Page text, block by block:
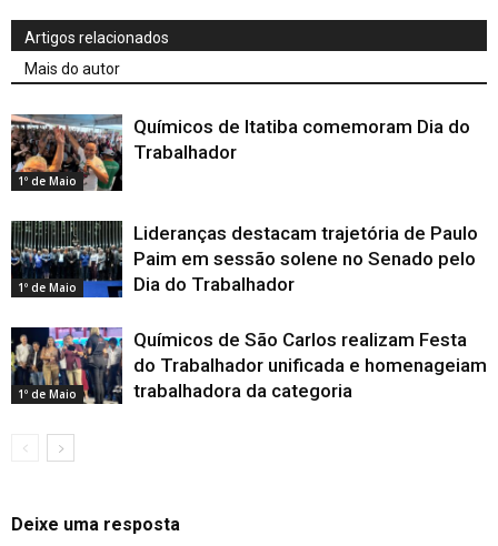
Artigos relacionados
Mais do autor
1º de Maio
Químicos de Itatiba comemoram Dia do
Trabalhador
1º de Maio
Lideranças destacam trajetória de Paulo
Paim em sessão solene no Senado pelo
Dia do Trabalhador
1º de Maio
Químicos de São Carlos realizam Festa
do Trabalhador unificada e homenageiam
trabalhadora da categoria
Deixe uma resposta